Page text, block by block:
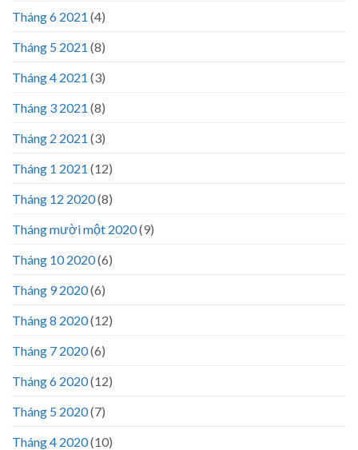
Tháng 6 2021 (4)
Tháng 5 2021 (8)
Tháng 4 2021 (3)
Tháng 3 2021 (8)
Tháng 2 2021 (3)
Tháng 1 2021 (12)
Tháng 12 2020(8)
Tháng mười một 2020(9)
Tháng 10 2020(6)
Tháng 9 2020(6)
Tháng 8 2020(12)
Tháng 7 2020(6)
Tháng 6 2020(12)
Tháng 5 2020(7)
Tháng 4 2020(10)